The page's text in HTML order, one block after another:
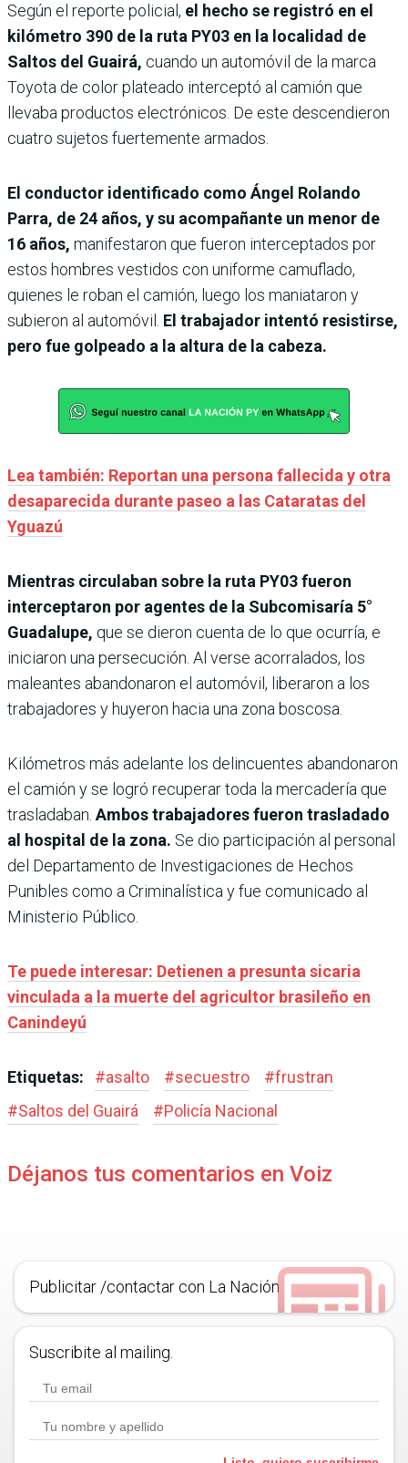
Según el reporte policial, el hecho se registró en el
kilómetro 390 de la ruta PY03 en la localidad de
Saltos del Guairá, cuando un automóvil de la marca
Toyota de color plateado interceptó al camión que
llevaba productos electrónicos. De este descendieron
cuatro sujetos fuertemente armados.
El conductor identificado como Ángel Rolando
Parra, de 24 años, y su acompañante un menor de
16 años, manifestaron que fueron interceptados por
estos hombres vestidos con uniforme camuflado,
quienes le roban el camión, luego los maniataron y
subieron al automóvil. El trabajador intentó resistirse,
pero fue golpeado a la altura de la cabeza.
Lea también: Reportan una persona fallecida y otra
desaparecida durante paseo a las Cataratas del
Yguazú
Mientras circulaban sobre la ruta PY03 fueron
interceptaron por agentes de la Subcomisaría 5°
Guadalupe, que se dieron cuenta de lo que ocurría, e
iniciaron una persecución. Al verse acorralados, los
maleantes abandonaron el automóvil, liberaron a los
trabajadores y huyeron hacia una zona boscosa.
Kilómetros más adelante los delincuentes abandonaron
el camión y se logró recuperar toda la mercadería que
trasladaban. Ambos trabajadores fueron trasladado
al hospital de la zona. Se dio participación al personal
del Departamento de Investigaciones de Hechos
Punibles como a Criminalística y fue comunicado al
Ministerio Público.
Te puede interesar: Detienen a presunta sicaria
vinculada a la muerte del agricultor brasileño en
Canindeyú
Etiquetas: #asalto #secuestro #frustran
#Saltos del Guairá #Policía Nacional
Déjanos tus comentarios en Voiz
Publicitar /contactar con La Nación
Suscribite al mailing.